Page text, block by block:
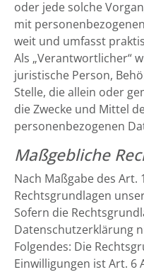
oder jede solche
mit
weit und umfasst
Als „Verantwortlicher“
juristische Person,
Stelle, die allein oder
die Zwecke und Mittel
personenbezogenen
Maßgebliche
Nach Maßgabe des Art.
Rechtsgrundlagen
Sofern die
Datenschutzerklärung
Folgendes: Die
Einwilligungen ist Art. 6